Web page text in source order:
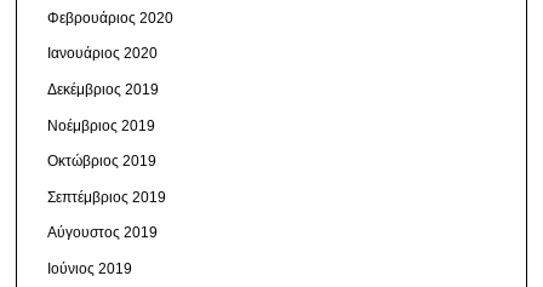
Φεβρουάριος 2020
Ιανουάριος 2020
Δεκέμβριος 2019
Νοέμβριος 2019
Οκτώβριος 2019
Σεπτέμβριος 2019
Αύγουστος 2019
Ιούνιος 2019